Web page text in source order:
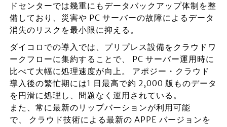
ドセンターでは幾重にもデータバックアップ体制を整
備しており、災害や PC サーバーの故障によるデータ
消失のリスクを最小限に抑える。
ダイコロでの導入では、プリプレス設備をクラウドワ
ークフローに集約することで、 PC サーバー運用時に
比べて大幅に処理速度が向上。 アポジー・クラウド
導入後の繁忙期には1 日最高で約 2,000 版ものデータ
を円滑に処理し、問題なく運用されている。
また、常に最新のリップバーションが利用可能
で、 クラウド技術による最新の APPE バージョンを